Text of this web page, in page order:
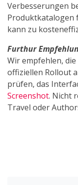
Verbesserungen
Produktkatalogen
kann zu
Furthur
Wir empfehlen,
offiziellen Rollout
prüfen, das
Screenshot. Nicht
Travel oder